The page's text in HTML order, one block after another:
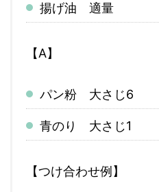
揚げ油 適量
【A】
パン粉 大さじ6
青のり 大さじ1
【つけ合わせ例】